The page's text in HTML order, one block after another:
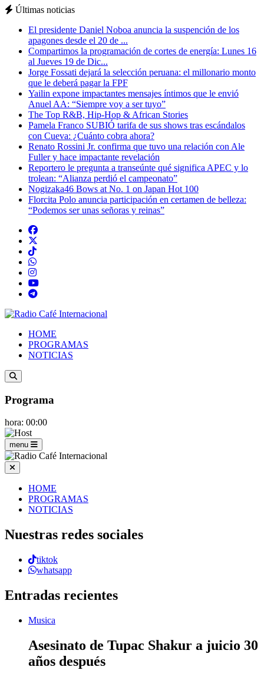
Últimas noticias
El presidente Daniel Noboa anuncia la suspención de los
apagones desde el 20 de ...
Compartimos la programación de cortes de energía: Lunes 16
al Jueves 19 de Dic...
Jorge Fossati dejará la selección peruana: el millonario monto
que le deberá pagar la FPF
Yailin expone impactantes mensajes íntimos que le envió
Anuel AA: “Siempre voy a ser tuyo”
The Top R&B, Hip-Hop & African Stories
Pamela Franco SUBIÓ tarifa de sus shows tras escándalos
con Cueva: ¿Cuánto cobra ahora?
Renato Rossini Jr. confirma que tuvo una relación con Ale
Fuller y hace impactante revelación
Reportero le pregunta a transeúnte qué significa APEC y lo
trolean: “Alianza perdió el campeonato”
Nogizaka46 Bows at No. 1 on Japan Hot 100
Florcita Polo anuncia participación en certamen de belleza:
“Podemos ser unas señoras y reinas”
HOME
PROGRAMAS
NOTICIAS
Programa
hora: 00:00
menu
HOME
PROGRAMAS
NOTICIAS
Nuestras redes sociales
tiktok
whatsapp
Entradas recientes
Musica
Asesinato de Tupac Shakur a juicio 30
años después